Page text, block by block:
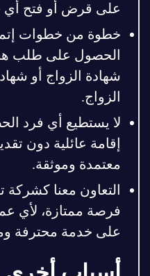
على قرض أو فتح
خطوة من خطوات
الحصول على طلب
شهادة الزواج أو
الزواج.
لا يستطيع أي فرد
إقامة عائلية دون
معتمدة وموثقة.
التعاون معنا
فرصة ممتازة، لأي
على خدمة محترفة